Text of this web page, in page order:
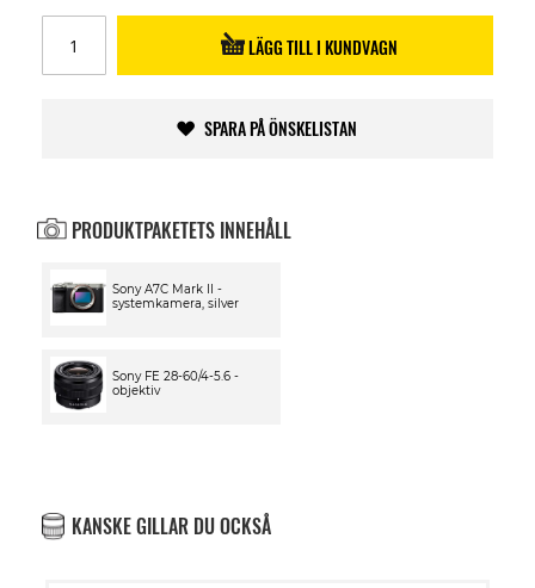
LÄGG TILL I KUNDVAGN
SPARA PÅ ÖNSKELISTAN
PRODUKTPAKETETS INNEHÅLL
Sony A7C Mark II -
systemkamera, silver
Sony FE 28-60/4-5.6 -
objektiv
KANSKE GILLAR DU OCKSÅ